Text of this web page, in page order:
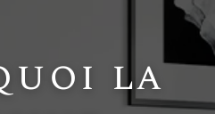
la